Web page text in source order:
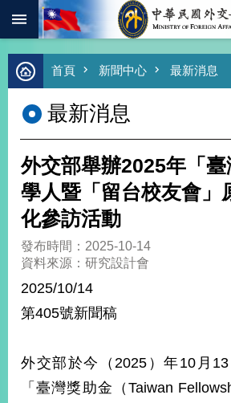
跳到主要內容區塊
進
階
尋
熱
總
合
外
交
值
經
濟
首頁 新聞中心 最新消息
最新消息
外交部舉辦2025年「臺
學人暨「留台校友會」
化參訪活動
發布時間：2025-10-14
資料來源：研究設計會
2025/10/14
第405號新聞稿
外交部於今（2025）年10月
「臺灣獎助金（Taiwan